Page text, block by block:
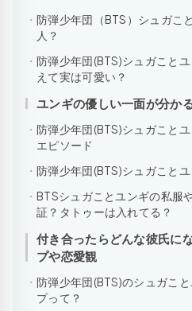
防弾少年団（BTS）シュガこ
人？
防弾少年団(BTS)シュガこと
えて実は可愛い？
ユンギの優しい一面が分か
防弾少年団(BTS)シュガこと
エピソード
防弾少年団(BTS)シュガこと
BTSシュガことユンギの私服
証？タトゥーは入れてる？
付き合ったらどんな彼氏に
プや恋愛観
防弾少年団(BTS)のシュガこ
プって？